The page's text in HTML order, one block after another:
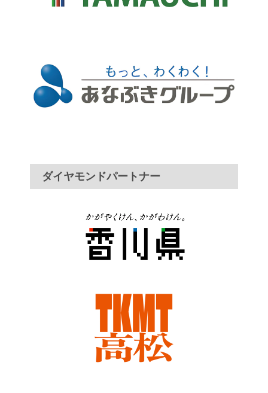
ダイヤモンドパートナー